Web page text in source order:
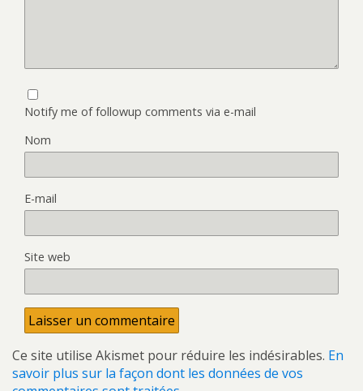
Notify me of followup comments via e-mail
Nom
E-mail
Site web
Ce site utilise Akismet pour réduire les indésirables. En
savoir plus sur la façon dont les données de vos